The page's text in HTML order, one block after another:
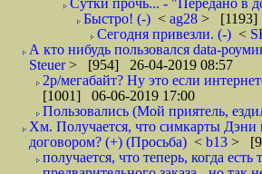
Сутки прочь... - "Передано в
Быстро! (-) < ag28 > [1193]
Сегодня привезли. (-) <
А кто нибудь пользовался data-
Steuer> [954] 26-04-2019 08:57
2р/мегабайт? Ну это если
[1001] 06-06-2019 17:00
Пользовались (Мой приятель,
Хм. Получается, что симкарты Дэни
договором? (+) (Просьба) < b13 >
получается, что теперь, когда